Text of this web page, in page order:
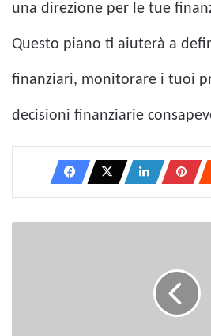
una direzione per le tue
Questo piano ti aiuterà a
finanziari, monitorare i tuoi
decisioni finanziarie